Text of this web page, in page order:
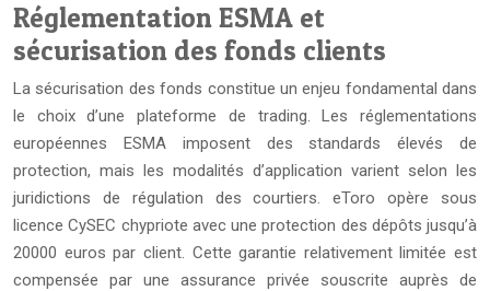
Réglementation ESMA et
sécurisation des fonds clients
La sécurisation des fonds constitue un enjeu fondamental dans
le choix d’une plateforme de trading. Les réglementations
européennes ESMA imposent des standards élevés de
protection, mais les modalités d’application varient selon les
juridictions de régulation des courtiers. eToro opère sous
licence CySEC chypriote avec une protection des dépôts jusqu’à
20000 euros par client. Cette garantie relativement limitée est
compensée par une assurance privée souscrite auprès de